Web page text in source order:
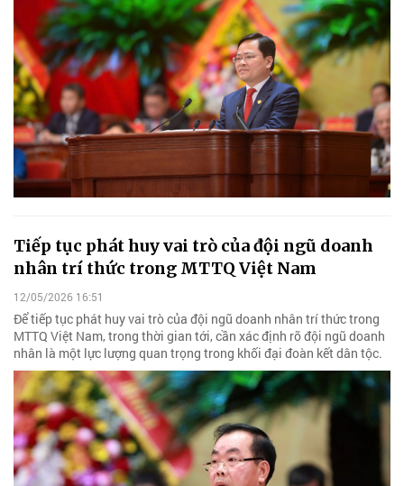
Tiếp tục phát huy vai trò của đội ngũ doanh
nhân trí thức trong MTTQ Việt Nam
12/05/2026 16:51
Để tiếp tục phát huy vai trò của đội ngũ doanh nhân trí thức trong
MTTQ Việt Nam, trong thời gian tới, cần xác định rõ đội ngũ doanh
nhân là một lực lượng quan trọng trong khối đại đoàn kết dân tộc.